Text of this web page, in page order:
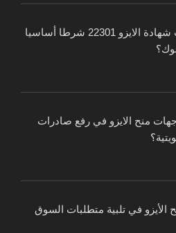
لماذا أصبحت شهادة الايزو 22301 شرطا أساسيا
منح الايزو في رفع صادرات
الأيزو في تلبية متطلبات السوق